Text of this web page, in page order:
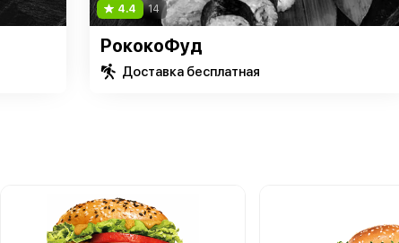
4.4 14
РококоФуд
Доставка бесплатная